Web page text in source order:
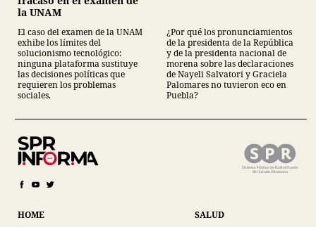
la UNAM
El caso del examen de la UNAM
exhibe los límites del
solucionismo tecnológico:
ninguna plataforma sustituye
las decisiones políticas que
requieren los problemas
sociales.
¿Por qué los pronunciamientos
de la presidenta de la República
y de la presidenta nacional de
morena sobre las declaraciones
de Nayeli Salvatori y Graciela
Palomares no tuvieron eco en
Puebla?
HOME
SALUD